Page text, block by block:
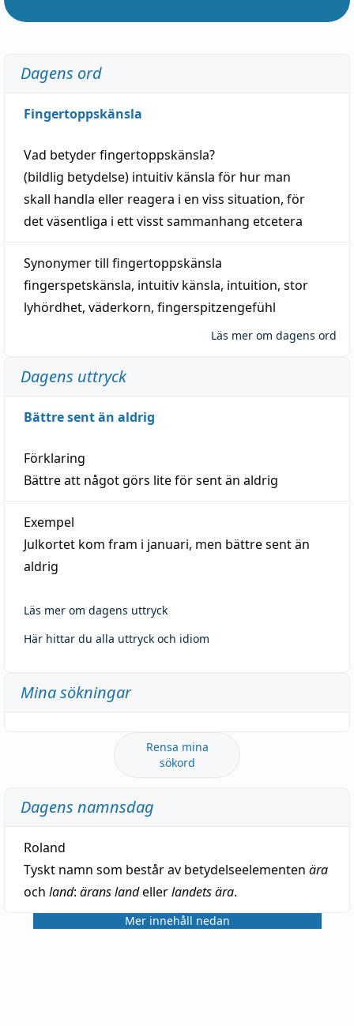
Dagens ord
Fingertoppskänsla
Vad betyderfingertoppskänsla?
(bildlig betydelse) intuitiv känsla för hur man
skall handla eller reagera i en viss situation, för
det väsentliga i ett visstsammanhang etcetera
Synonymer till fingertoppskänsla
fingerspetskänsla, intuitiv känsla, intuition, stor
lyhördhet, väderkorn, fingerspitzengefühl
Läs mer om dagens ord
Dagens uttryck
Bättre sent än aldrig
Förklaring
Bättre att något görs lite för sent än aldrig
Exempel
Julkortet kom fram i januari, men bättre sent än
aldrig
Läs mer om dagens uttryck
Här hittar du alla uttryck och idiom
Mina sökningar
Rensa mina
sökord
Dagens namnsdag
Roland
Tyskt namn som består av betydelseelementen ära
och land: ärans landellerlandets ära.
Mer innehåll nedan